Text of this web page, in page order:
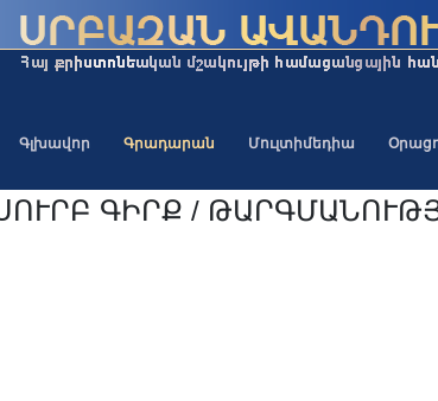
Գլխավոր Գրադարան Մուլտիմեդիա
ԳԻՐՔ /